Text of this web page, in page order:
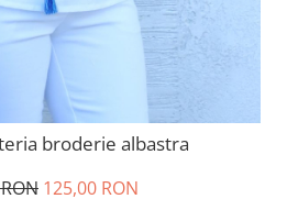
broderie albastra
125,00 RON